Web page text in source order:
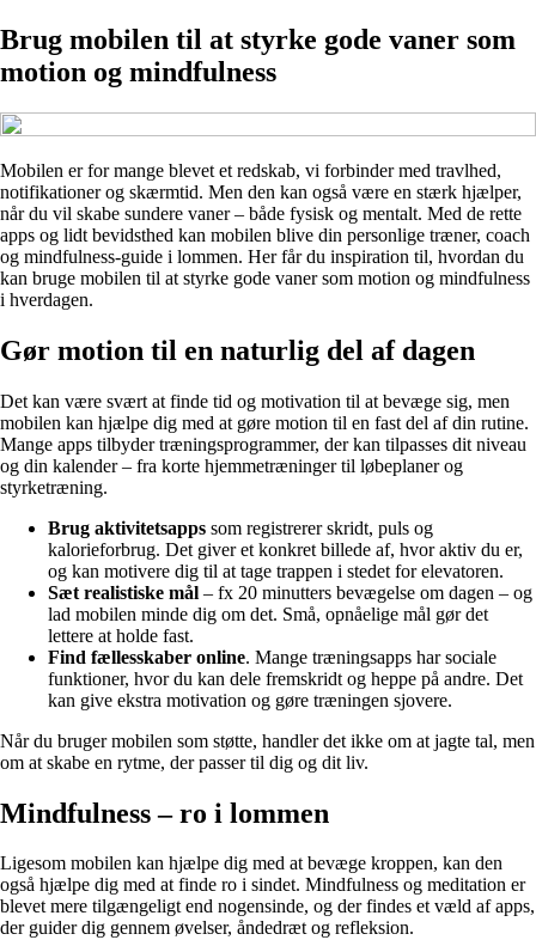
Brug mobilen til at styrke gode vaner som
motion og mindfulness
Mobilen er for mange blevet et redskab, vi forbinder med travlhed,
notifikationer og skærmtid. Men den kan også være en stærk hjælper,
når du vil skabe sundere vaner – både fysisk og mentalt. Med de rette
apps og lidt bevidsthed kan mobilen blive din personlige træner, coach
og mindfulness-guide i lommen. Her får du inspiration til, hvordan du
kan bruge mobilen til at styrke gode vaner som motion og mindfulness
i hverdagen.
Gør motion til en naturlig del af dagen
Det kan være svært at finde tid og motivation til at bevæge sig, men
mobilen kan hjælpe dig med at gøre motion til en fast del af din rutine.
Mange apps tilbyder træningsprogrammer, der kan tilpasses dit niveau
og din kalender – fra korte hjemmetræninger til løbeplaner og
styrketræning.
Brug aktivitetsapps som registrerer skridt, puls og
kalorieforbrug. Det giver et konkret billede af, hvor aktiv du er,
og kan motivere dig til at tage trappen i stedet for elevatoren.
Sæt realistiske mål – fx 20 minutters bevægelse om dagen – og
lad mobilen minde dig om det. Små, opnåelige mål gør det
lettere at holde fast.
Find fællesskaber online. Mange træningsapps har sociale
funktioner, hvor du kan dele fremskridt og heppe på andre. Det
kan give ekstra motivation og gøre træningen sjovere.
Når du bruger mobilen som støtte, handler det ikke om at jagte tal, men
om at skabe en rytme, der passer til dig og dit liv.
Mindfulness – ro i lommen
Ligesom mobilen kan hjælpe dig med at bevæge kroppen, kan den
også hjælpe dig med at finde ro i sindet. Mindfulness og meditation er
blevet mere tilgængeligt end nogensinde, og der findes et væld af apps,
der guider dig gennem øvelser, åndedræt og refleksion.